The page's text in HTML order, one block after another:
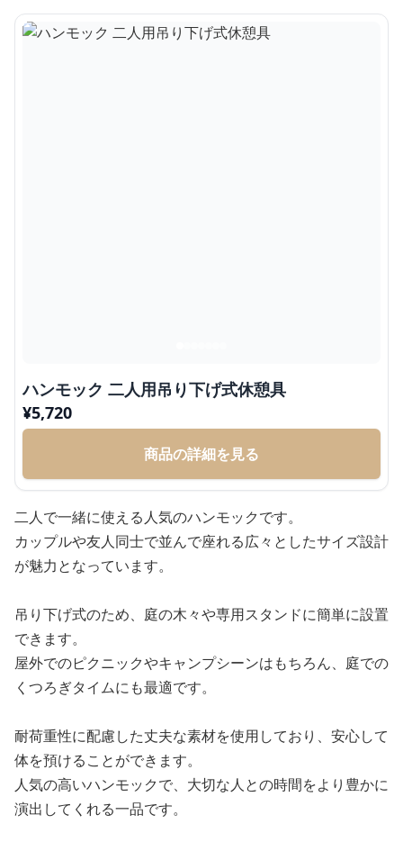
ハンモック 二人用吊り下げ式休憩具
¥5,720
商品の詳細を見る
二人で一緒に使える人気のハンモックです。
カップルや友人同士で並んで座れる広々としたサイズ設計
が魅力となっています。
吊り下げ式のため、庭の木々や専用スタンドに簡単に設置
できます。
屋外でのピクニックやキャンプシーンはもちろん、庭での
くつろぎタイムにも最適です。
耐荷重性に配慮した丈夫な素材を使用しており、安心して
体を預けることができます。
人気の高いハンモックで、大切な人との時間をより豊かに
演出してくれる一品です。